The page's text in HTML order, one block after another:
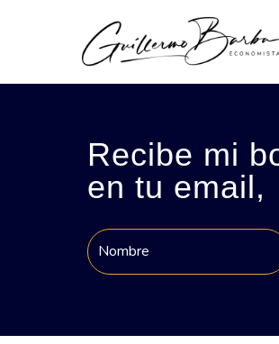
Recibe mi
en tu email,